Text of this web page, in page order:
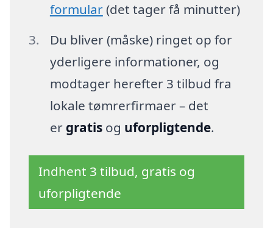
formular(det tager få minutter)
Du bliver (måske) ringet op for
yderligere informationer, og
modtager herefter 3 tilbud fra
lokale tømrerfirmaer – det
er gratisog uforpligtende.
Indhent 3 tilbud, gratis og
uforpligtende